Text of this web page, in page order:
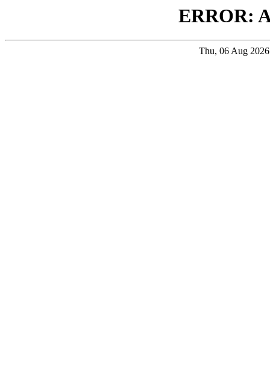
ERROR:
Thu, 06 Aug